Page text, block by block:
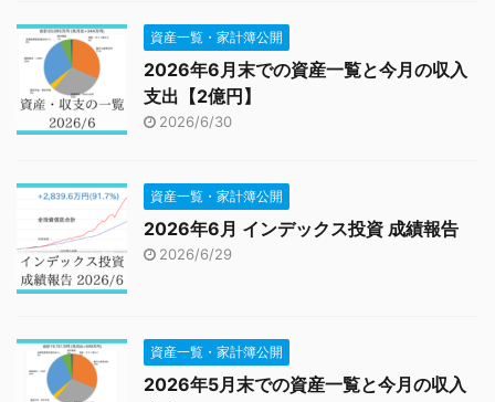
資産一覧・家計簿公開
2026年6月末での資産一覧と今月の収入
支出【2億円】
2026/6/30
資産一覧・家計簿公開
2026年6月 インデックス投資 成績報告
2026/6/29
資産一覧・家計簿公開
2026年5月末での資産一覧と今月の収入